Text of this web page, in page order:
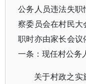
公务人员违法失
察委员会在村民
职时亦由家长会
一条：现任村公务
关于村政之实